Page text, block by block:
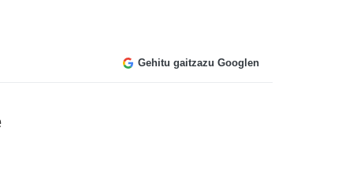
Gehitu gaitzazu Googlen